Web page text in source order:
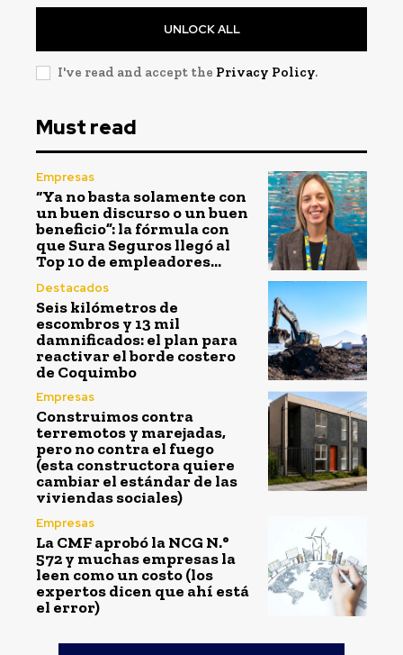
UNLOCK ALL
I've read and accept the Privacy Policy.
Must read
Empresas
“Ya no basta solamente con
un buen discurso o un buen
beneficio”: la fórmula con
que Sura Seguros llegó al
Top 10 de empleadores...
Destacados
Seis kilómetros de
escombros y 13 mil
damnificados: el plan para
reactivar el borde costero
de Coquimbo
Empresas
Construimos contra
terremotos y marejadas,
pero no contra el fuego
(esta constructora quiere
cambiar el estándar de las
viviendas sociales)
Empresas
La CMF aprobó la NCG N.°
572 y muchas empresas la
leen como un costo (los
expertos dicen que ahí está
el error)